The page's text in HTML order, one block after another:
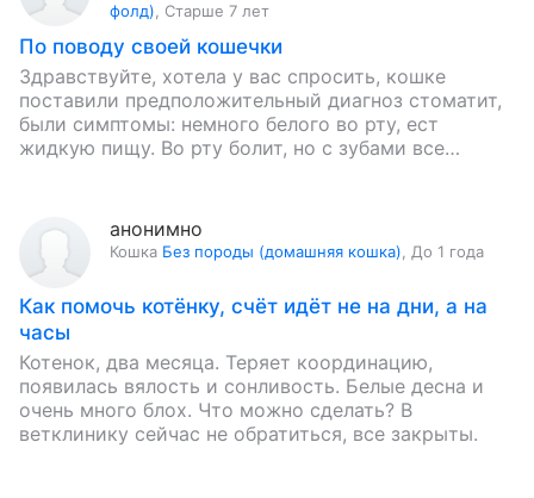
фолд)
Старше 7 лет
По поводу своей кошечки
Здравствуйте, хотела у вас спросить, кошке
поставили предположительный диагноз стоматит,
были симптомы: немного белого во рту, ест
жидкую пищу. Во рту болит, но с зубами все
анонимно
Кошка Без породы (домашняя кошка) До 1 года
Как помочь котёнку, счёт идёт не на дни, а на
часы
Котенок, два месяца. Теряет координацию,
появилась вялость и сонливость. Белые десна и
очень много блох. Что можно сделать? В
ветклинику сейчас не обратиться, все закрыты.